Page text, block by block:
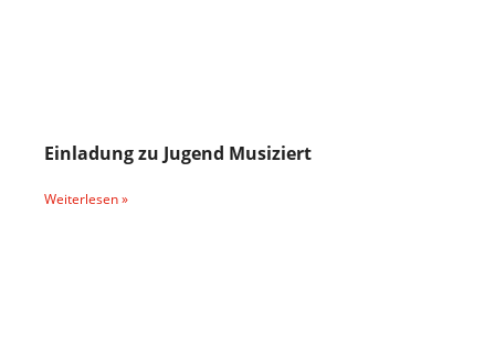
Einladung zu Jugend Musiziert
Weiterlesen »